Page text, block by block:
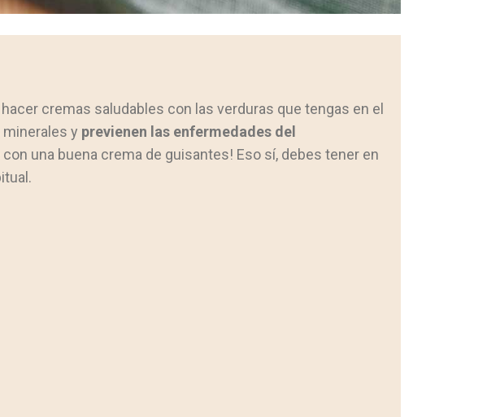
cremas saludables con las verduras que tengas en el
y previenen las enfermedades del
una buena crema de guisantes! Eso sí, debes tener en